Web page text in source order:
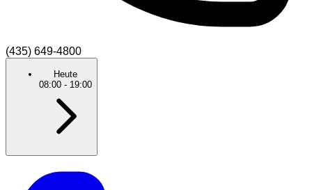
(435) 649-4800
Heute
08:00 - 19:00